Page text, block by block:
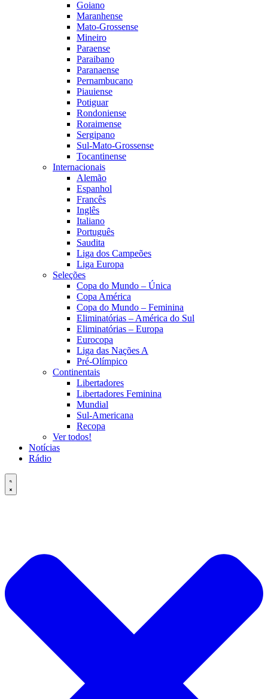
Goiano
Maranhense
Mato-Grossense
Mineiro
Paraense
Paraibano
Paranaense
Pernambucano
Piauiense
Potiguar
Rondoniense
Roraimense
Sergipano
Sul-Mato-Grossense
Tocantinense
Internacionais
Alemão
Espanhol
Francês
Inglês
Italiano
Português
Saudita
Liga dos Campeões
Liga Europa
Seleções
Copa do Mundo – Única
Copa América
Copa do Mundo – Feminina
Eliminatórias – América do Sul
Eliminatórias – Europa
Eurocopa
Liga das Nações A
Pré-Olímpico
Continentais
Libertadores
Libertadores Feminina
Mundial
Sul-Americana
Recopa
Ver todos!
Notícias
Rádio